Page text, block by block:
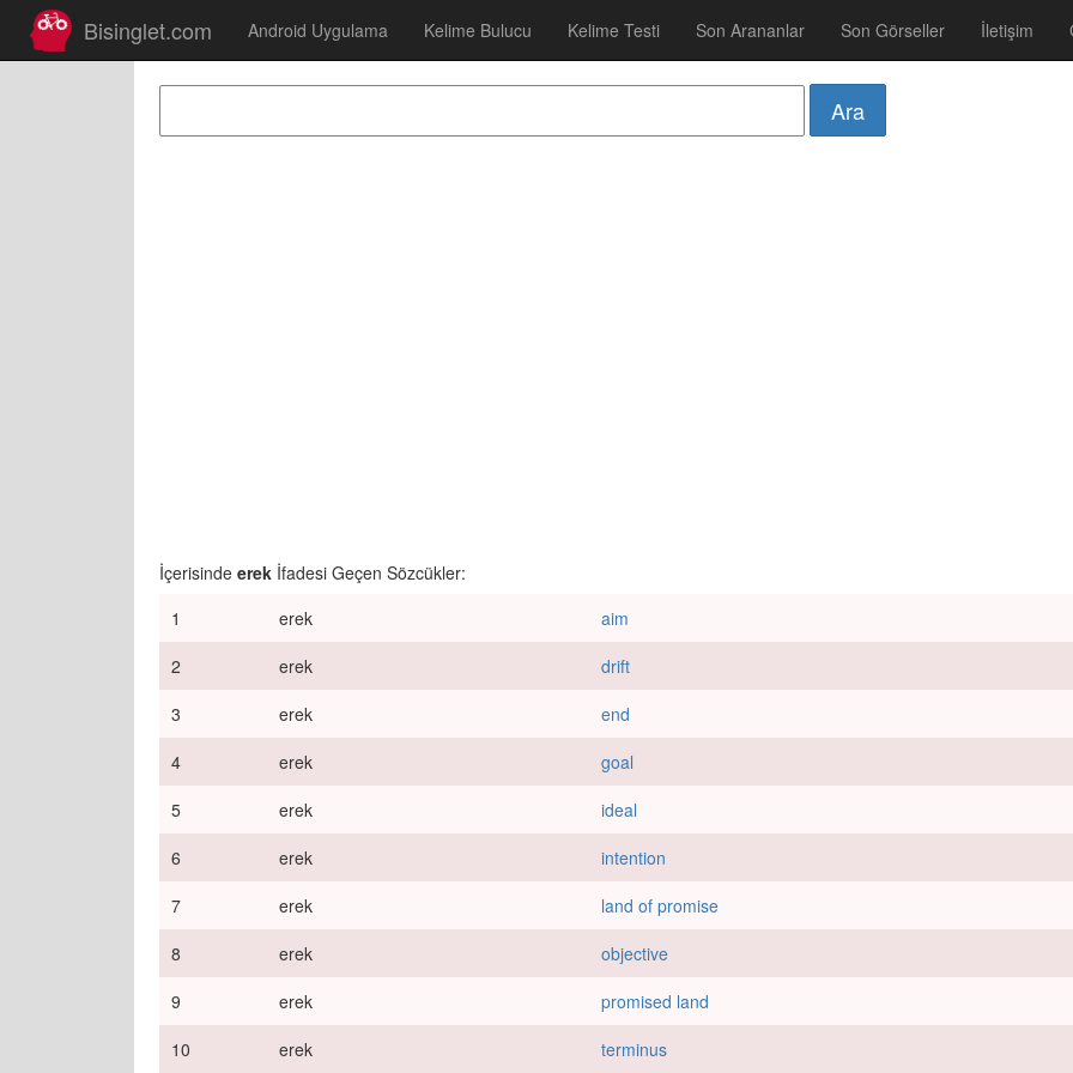
Bisinglet.com Android Uygulama Kelime Bulucu Kelime Testi Son Arananlar Son Görseller İletişim
İçerisinde erek İfadesi Geçen Sözcükler:
1
erek
aim
2
erek
drift
3
erek
end
4
erek
goal
5
erek
ideal
6
erek
intention
7
erek
land of promise
8
erek
objective
9
erek
promised land
10
erek terminus